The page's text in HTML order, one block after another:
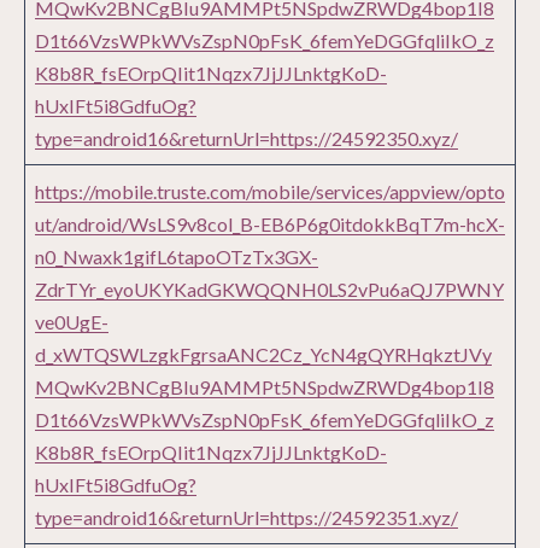
MQwKv2BNCgBIu9AMMPt5NSpdwZRWDg4bop1I8
D1t66VzsWPkWVsZspN0pFsK_6femYeDGGfqliIkO_z
K8b8R_fsEOrpQIit1Nqzx7JjJJLnktgKoD-
hUxIFt5i8GdfuOg?
type=android16&returnUrl=https://24592350.xyz/
https://mobile.truste.com/mobile/services/appview/opto
ut/android/WsLS9v8col_B-EB6P6g0itdokkBqT7m-hcX-
n0_Nwaxk1gifL6tapoOTzTx3GX-
ZdrTYr_eyoUKYKadGKWQQNH0LS2vPu6aQJ7PWNY
ve0UgE-
d_xWTQSWLzgkFgrsaANC2Cz_YcN4gQYRHqkztJVy
MQwKv2BNCgBIu9AMMPt5NSpdwZRWDg4bop1I8
D1t66VzsWPkWVsZspN0pFsK_6femYeDGGfqliIkO_z
K8b8R_fsEOrpQIit1Nqzx7JjJJLnktgKoD-
hUxIFt5i8GdfuOg?
type=android16&returnUrl=https://24592351.xyz/